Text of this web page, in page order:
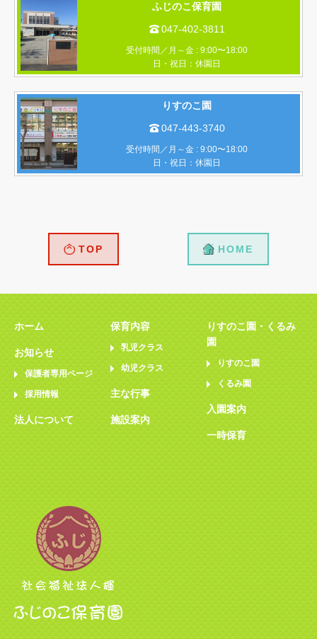
ふじのこ保育園
 047-402-3811
受付時間／月～金 : 9:00〜18:00
日・祝日：休園日
​​りすのこ園
 047-443-3740
受付時間／月～金 : 9:00〜18:00
日・祝日：休園日
TOP HOME
ホーム
お知らせ
保護者専用ページ
採用情報
法人について
保育内容
乳児クラス
幼児クラス
主な行事
施設案内
りすのこ園・くるみ
園
りすのこ園
くるみ園
入園案内
一時保育